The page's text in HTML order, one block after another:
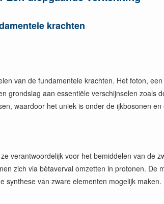
krachten
van de fundamentele krachten. Het foton,
grondslag aan essentiële verschijnselen
waardoor het uniek is onder de ijkbosonen
verantwoordelijk voor het bemiddelen van de
zich via bètaverval omzetten in protonen.
synthese van zware elementen mogelijk maken.